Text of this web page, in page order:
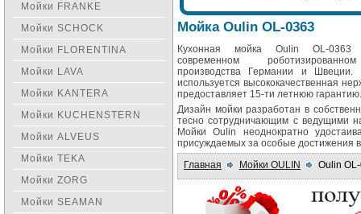
Мойка Oulin OL-0363
Кухонная мойка Oulin OL-0363
современном
производства Германии и Швеции.
используется высококачественная
предоставляет 15-ти летнюю гарантию.
Дизайн мойки разработан в
тесно сотрудничающим с ведущими
Мойки Oulin неоднократно
присуждаемых за особые достижения
Главная
Мойки OULIN Oulin
Мойки FRANKE
Мойки SCHOCK
Мойки FLORENTINA
Мойки LAVA
Мойки KANTERA
Мойки KUCHENSTERN
Мойки ALVEUS
Мойки TEKA
Мойки ZORG
Мойки SEAMAN